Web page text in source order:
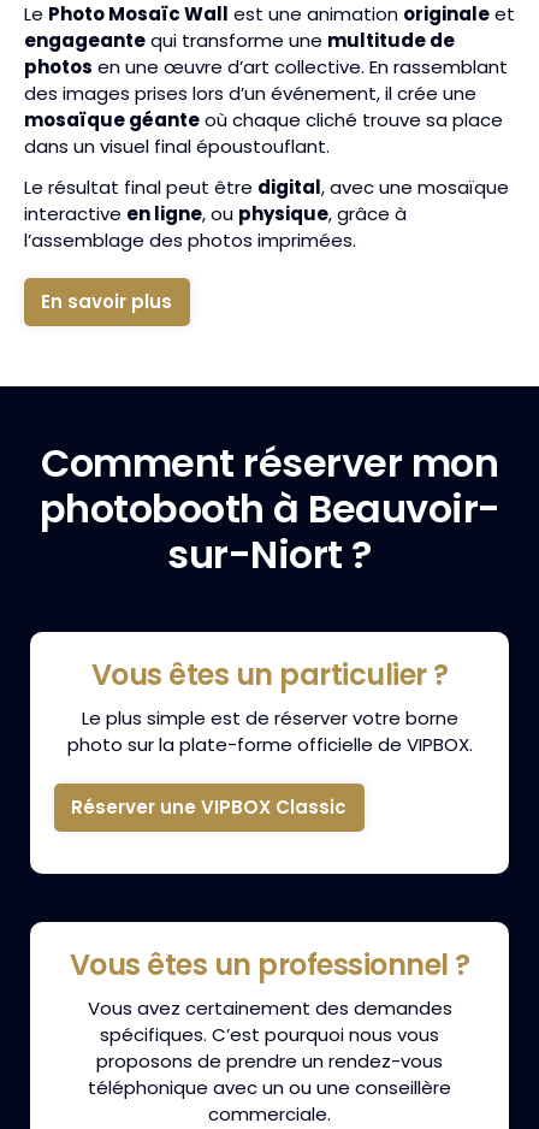
Le Photo Mosaïc Wall est une animation originaleet
engageantequi transforme une multitude de
photos en une œuvre d’art collective. En rassemblant
des images prises lors d’un événement, il crée une
mosaïque géanteoù chaque cliché trouve sa place
dans un visuel final époustouflant.
Le résultat final peut être digital, avec une mosaïque
interactive en ligne, ou physique, grâce à
l’assemblage des photos imprimées.
En savoir plus
Comment réserver mon
photobooth à Beauvoir-
sur-Niort ?
Vous êtes un particulier ?
Le plus simple est de réserver votre borne
photo sur la plate-forme officielle de VIPBOX.
Réserver une VIPBOX Classic
Vous êtes un professionnel ?
Vous avez certainement des demandes
spécifiques. C’est pourquoi nous vous
proposons de prendre un rendez-vous
téléphonique avec un ou une conseillère
commerciale.